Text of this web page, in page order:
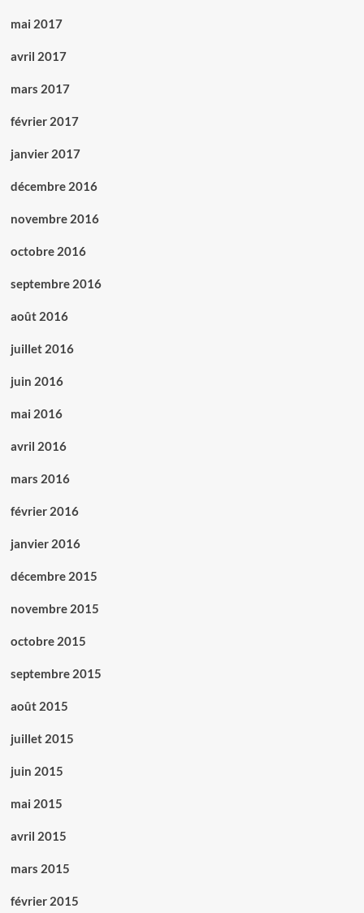
mai 2017
avril 2017
mars 2017
février 2017
janvier 2017
décembre 2016
novembre 2016
octobre 2016
septembre 2016
août 2016
juillet 2016
juin 2016
mai 2016
avril 2016
mars 2016
février 2016
janvier 2016
décembre 2015
novembre 2015
octobre 2015
septembre 2015
août 2015
juillet 2015
juin 2015
mai 2015
avril 2015
mars 2015
février 2015